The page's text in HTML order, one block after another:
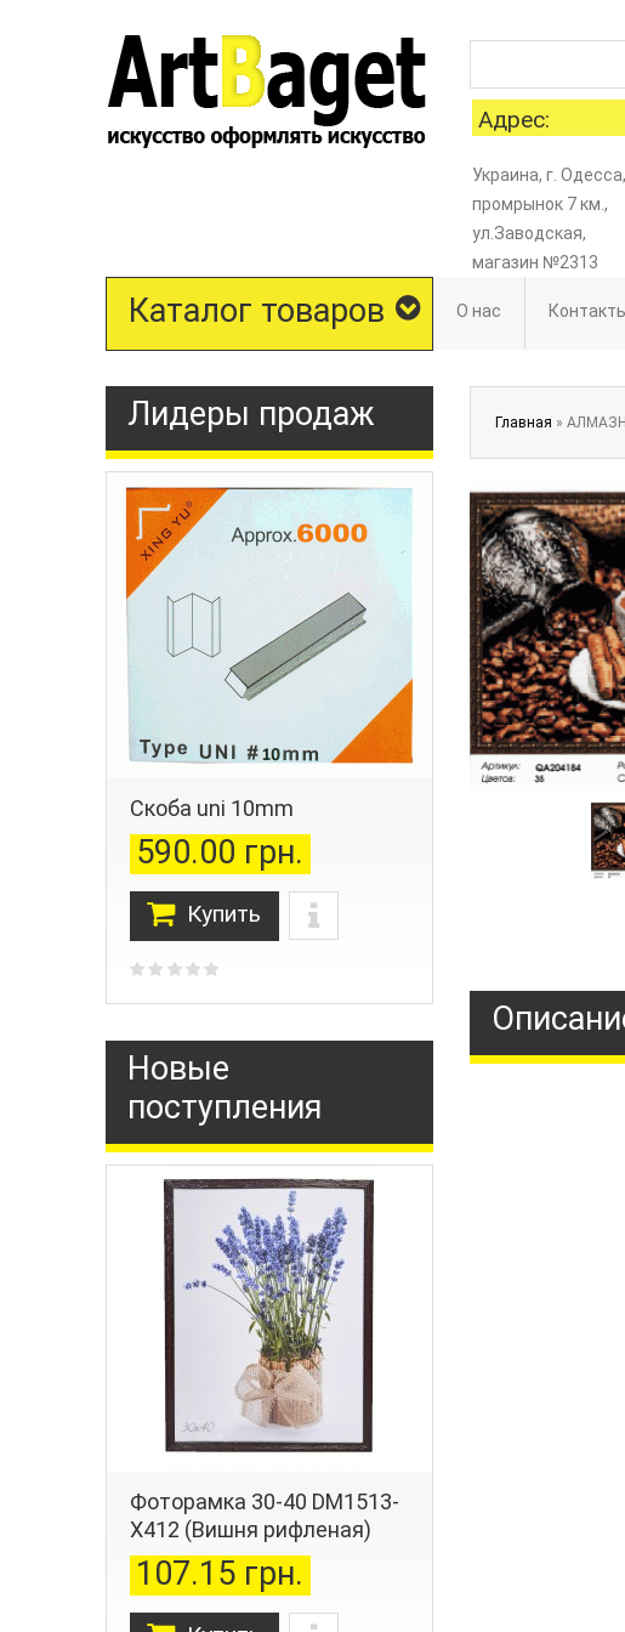
Адрес:
Украина, г. Одесса,
промрынок 7 км.,
ул.Заводская,
магазин №2313
Каталог товаров О нас
Лидеры продаж
Скоба uni 10mm
590.00 грн.
Купить
Новые
поступления
Фоторамка 30-40 DM1513-
X412 (Вишня рифленая)
107.15 грн.
Главная »